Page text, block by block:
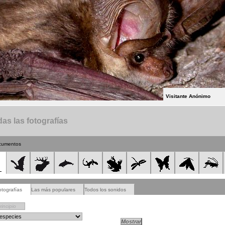
Visitante Anónimo
las fotografías
Las más populares Todos los sonidos